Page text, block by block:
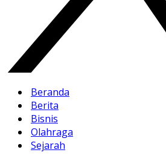
Beranda
Berita
Bisnis
Olahraga
Sejarah